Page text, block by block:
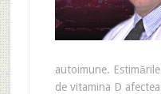
autoimune.
de vitamina D